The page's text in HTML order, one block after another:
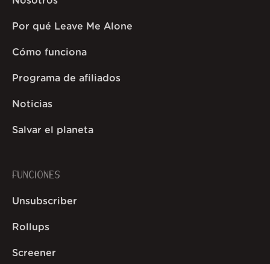
Por qué Leave Me Alone
Cómo funciona
Programa de afiliados
Noticias
Salvar el planeta
FUNCIONES
Unsubscriber
Rollups
Screener